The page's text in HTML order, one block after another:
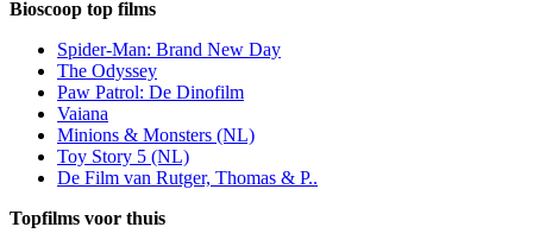
Bioscoop top films
Spider-Man: Brand New Day
The Odyssey
Paw Patrol: De Dinofilm
Vaiana
Minions & Monsters (NL)
Toy Story 5 (NL)
De Film van Rutger, Thomas & P..
Topfilms voor thuis